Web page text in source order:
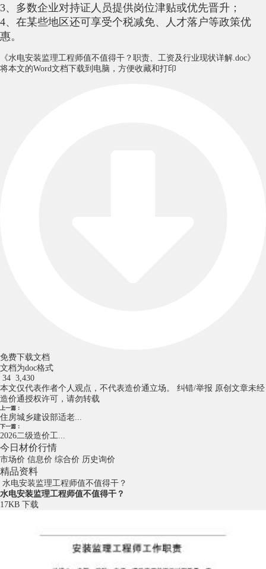
3、多数企业对持证人员提供岗位津贴或优先晋升；
4、在某些地区还可享受个税减免、人才落户等政策优
惠。
《水电安装监理工程师值不值得干？职责、工资及行业现状详解.doc》
将本文的Word文档下载到电脑，方便收藏和打印
免费下载文档
文档为doc格式
34 3,430
本文仅代表作者个人观点，不代表造价通立场。 纠错/举报 原创文章未经
造价通授权许可，请勿转载
上一篇：
住房城乡建设部适老...
下一篇：
2026二级造价工...
今日材价行情
市场价 信息价 综合价 历史询价
精品资料
水电安装监理工程师值不值得干？
水电安装监理工程师值不值得干？
17KB 下载